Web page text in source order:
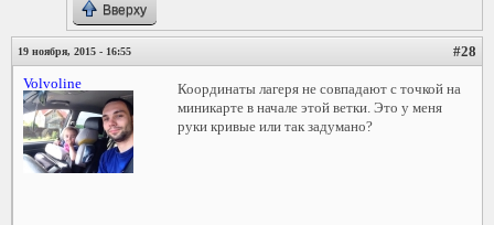
Вверху
19 ноября, 2015 - 16:55 #28
Volvoline
Координаты лагеря не совпадают с точкой на
миникарте в начале этой ветки. Это у меня
руки кривые или так задумано?